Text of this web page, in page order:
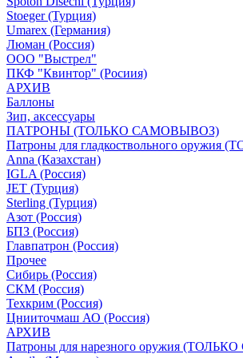
Stoeger (Турция)
Umarex (Германия)
Люман (Россия)
ООО "Выстрел"
ПКФ "Квинтор" (Росиия)
АРХИВ
Баллоны
Зип, аксессуары
ПАТРОНЫ (ТОЛЬКО САМОВЫВОЗ)
Патроны для гладкоствольного
Anna (Казахстан)
IGLA (Россия)
JET (Турция)
Sterling (Турция)
Азот (Россия)
БПЗ (Россия)
Главпатрон (Россия)
Прочее
Сибирь (Россия)
СКМ (Россия)
Техкрим (Россия)
Цнииточмаш АО (Россия)
АРХИВ
Патроны для нарезного оружия